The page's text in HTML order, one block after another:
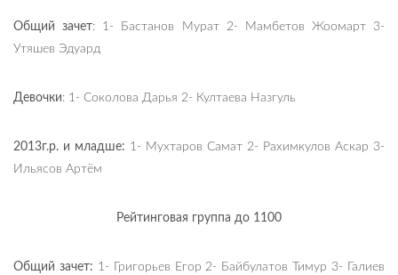
Общий зачет: 1- Бастанов Мурат 2- Мамбетов Жоомарт 3-
Утяшев Эдуард
Девочки: 1- Соколова Дарья 2- Култаева Назгуль
2013г.р. и младше: 1- Мухтаров Самат 2- Рахимкулов Аскар 3-
Ильясов Артём
Рейтинговая группа до 1100
Общий зачет: 1- Григорьев Егор 2- Байбулатов Тимур 3- Галиев